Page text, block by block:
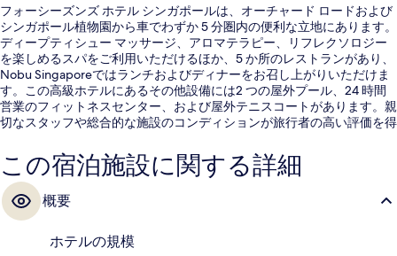
フォーシーズンズ ホテル シンガポールは、オーチャード ロードおよび
シンガポール植物園から車でわずか 5 分圏内の便利な立地にあります。
ディープティシュー マッサージ、アロマテラピー、リフレクソロジー
を楽しめるスパをご利用いただけるほか、5 か所のレストランがあり、
Nobu Singaporeではランチおよびディナーをお召し上がりいただけま
す。この高級ホテルにあるその他設備には2 つの屋外プール、24 時間
営業のフィットネスセンター、および屋外テニスコートがあります。親
切なスタッフや総合的な施設のコンディションが旅行者の高い評価を得
オーチャード駅までは 6 分、オーチャードブルバード駅までは 8 分で
す。
この宿泊施設に関する詳細
概要
ホテルの規模